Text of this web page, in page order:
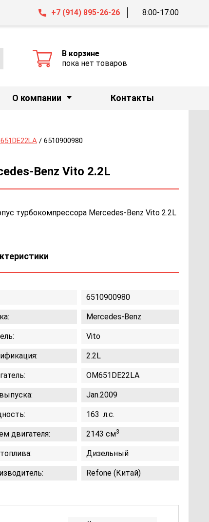
О компании Контакты
+7 (914) 895-26-26 8:00-17:00
В корзине
пока нет товаров
/ 6510900980
Benz Vito 2.2L
турбокомпрессора Mercedes-Benz Vito 2.2L
6510900980
Mercedes-Benz
Vito
2.2L
OM651DE22LA
Jan.2009
163 л.с.
двигателя: 2143 см3
Дизельный
Refone (Китай)